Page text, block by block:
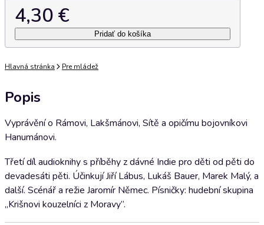
4,30 €
Pridať do košíka
Hlavná stránka Pre mládež
Popis
Vyprávění o Rámovi, Lakšmánovi, Sítě a opičímu bojovníkovi
Hanumánovi.
Třetí díl audioknihy s příběhy z dávné Indie pro děti od pěti do
devadesáti pěti. Účinkují Jiří Lábus, Lukáš Bauer, Marek Malý, a
další. Scénář a režie Jaromír Němec. Písničky: hudební skupina
„Krišnovi kouzelníci z Moravy”.